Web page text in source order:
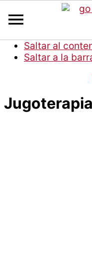
Saltar al
Saltar a la
Jugoterapia